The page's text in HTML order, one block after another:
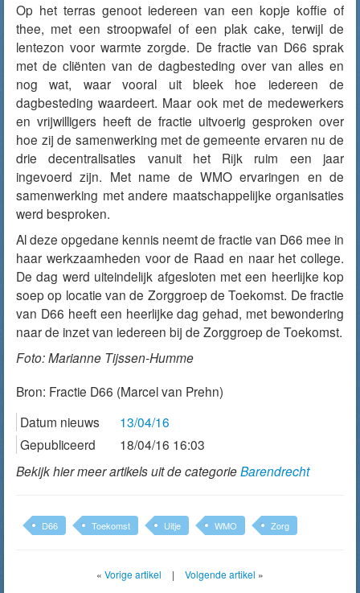
Op het terras genoot iedereen van een kopje koffie of
thee, met een stroopwafel of een plak cake, terwijl de
lentezon voor warmte zorgde. De fractie van D66 sprak
met de cliënten van de dagbesteding over van alles en
nog wat, waar vooral uit bleek hoe iedereen de
dagbesteding waardeert. Maar ook met de medewerkers
en vrijwilligers heeft de fractie uitvoerig gesproken over
hoe zij de samenwerking met de gemeente ervaren nu de
drie decentralisaties vanuit het Rijk ruim een jaar
ingevoerd zijn. Met name de WMO ervaringen en de
samenwerking met andere maatschappelijke organisaties
werd besproken.
Al deze opgedane kennis neemt de fractie van D66 mee in
haar werkzaamheden voor de Raad en naar het college.
De dag werd uiteindelijk afgesloten met een heerlijke kop
soep op locatie van de Zorggroep de Toekomst. De fractie
van D66 heeft een heerlijke dag gehad, met bewondering
naar de inzet van iedereen bij de Zorggroep de Toekomst.
Foto: Marianne Tijssen-Humme
Bron: Fractie D66 (Marcel van Prehn)
Datum nieuws
13/04/16
Gepubliceerd
18/04/16 16:03
Bekijk hier meer artikels uit de categorieBarendrecht
D66 Toekomst Uitje WMO Zorg
« Vorige artikel | Volgende artikel »